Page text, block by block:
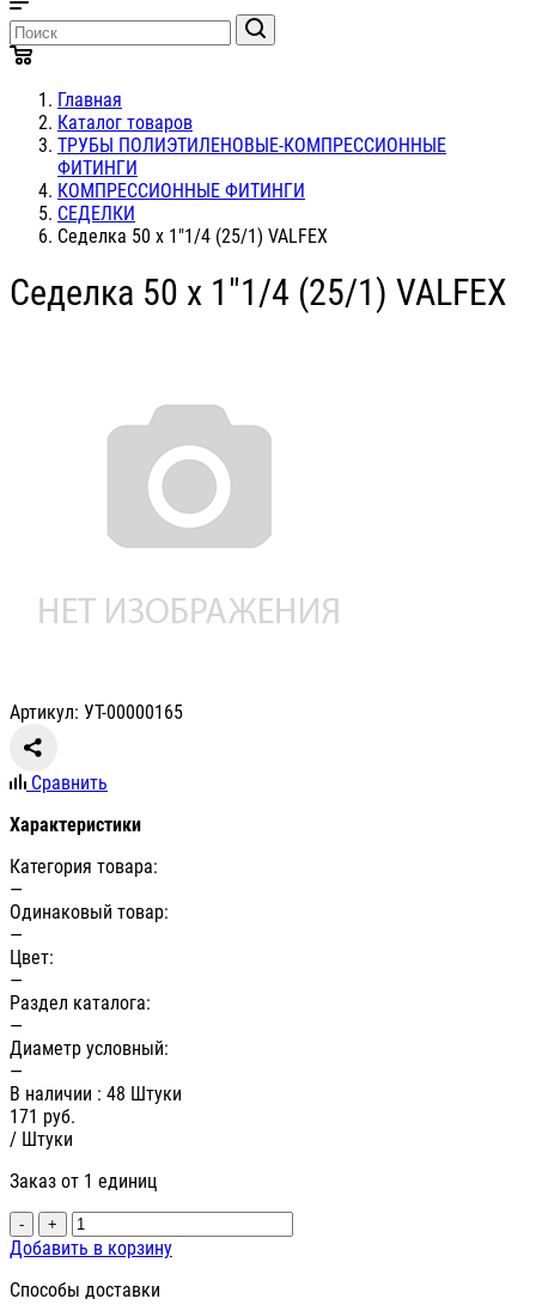
Главная
Каталог товаров
ТРУБЫ ПОЛИЭТИЛЕНОВЫЕ-КОМПРЕССИОННЫЕ
ФИТИНГИ
КОМПРЕССИОННЫЕ ФИТИНГИ
СЕДЕЛКИ
Седелка 50 х 1"1/4 (25/1) VALFEX
Седелка 50 х 1"1/4 (25/1) VALFEX
Артикул: УТ-00000165
Сравнить
Характеристики
Категория товара:
—
Одинаковый товар:
—
Цвет:
—
Раздел каталога:
—
Диаметр условный:
—
В наличии : 48 Штуки
171 руб.
/ Штуки
Заказ от 1 единиц
- +
Добавить в корзину
Способы доставки